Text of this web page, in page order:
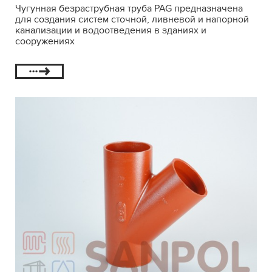
Чугунная безраструбная труба PAG предназначена
для создания систем сточной, ливневой и напорной
канализации и водоотведения в зданиях и
сооружениях